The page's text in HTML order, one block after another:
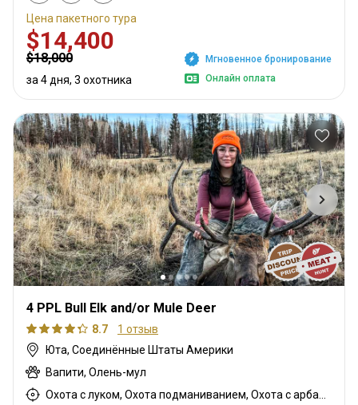
Цена пакетного тура
$14,400
$18,000
за 4 дня, 3 охотника
Мгновенное бронирование
Онлайн оплата
4 PPL Bull Elk and/or Mule Deer
8.7
1 отзыв
Юта, Соединённые Штаты Америки
Вапити, Олень-мул